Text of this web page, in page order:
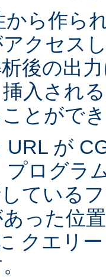
から作ら
クセス
後の出
入され
とがで
URL が
プログラ
ている
った位
クエリ